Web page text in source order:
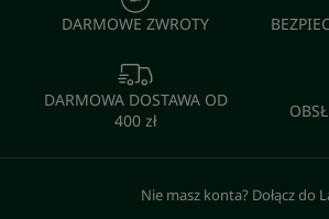
DARMOWE ZWROTY
DARMOWA DOSTAWA OD
400 zł
Nie masz konta? Dołącz do